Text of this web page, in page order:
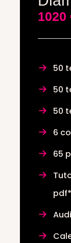
1020
50
50
50
6
65
pdf*